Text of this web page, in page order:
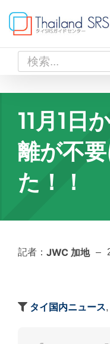
content
索
11月1日
離が不
た！！
記者： JWC 加地 –
タイ国内ニュース,